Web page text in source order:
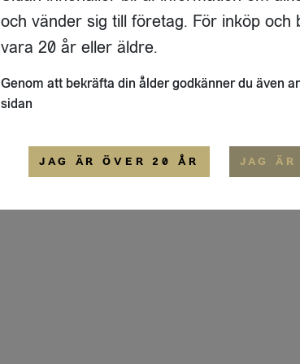
ALLMÄNNA
och vänder sig till företag. För inköp och
vara 20 år eller äldre.
Genom att bekräfta din ålder godkänner du även
sidan
JAG ÄR ÖVER 20 ÅR JAG